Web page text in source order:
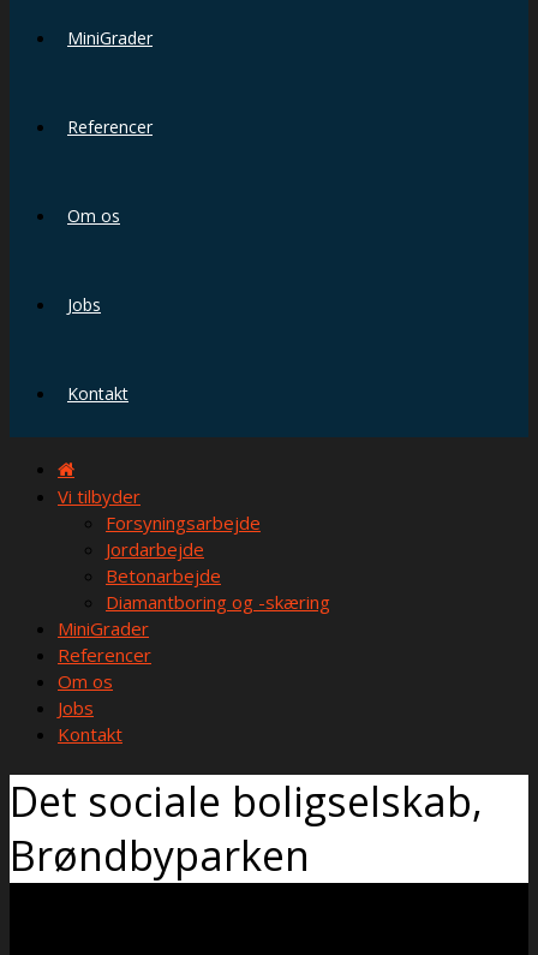
MiniGrader
Referencer
Om os
Jobs
Kontakt
Vi tilbyder
Forsyningsarbejde
Jordarbejde
Betonarbejde
Diamantboring og -skæring
MiniGrader
Referencer
Om os
Jobs
Kontakt
Det sociale boligselskab,
Brøndbyparken